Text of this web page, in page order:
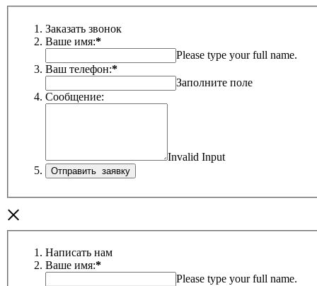
Заказать звонок
Ваше имя:*
Please type your full name.
Ваш телефон:*
Заполните поле
Сообщение:
Invalid Input
×
Написать нам
Ваше имя:*
Please type your full name.